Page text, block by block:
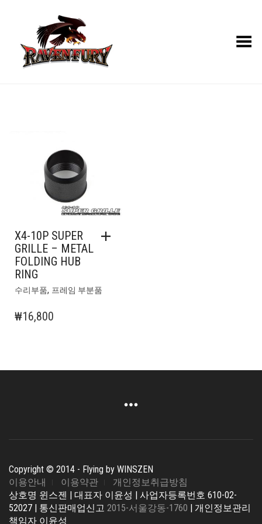
Toggle Menu
X4-10P SUPER
GRILLE – METAL
FOLDING HUB
RING
수리부품, 프레임 부분품
₩16,800
Copyright © 2014 - Flying by WINSZEN
이용안내
이용약관
개인정보취급방침
상호명 윈스젠 | 대표자 이윤성 | 사업자등록번호 610-02-
52027 | 통신판매업신고 2015-서울강동-1760 | 개인정보관리
책임자 이윤성